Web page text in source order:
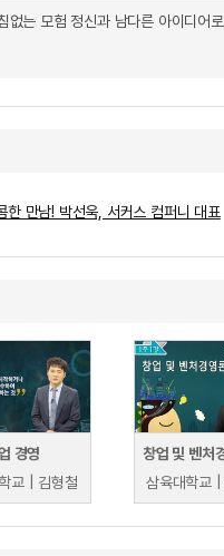
없는 모험 정신과 남다른 아이디어
한 만남! 박선욱, 서커스 컴퍼니 대표
경영
교 | 김형철
창업 및 벤처
삼육대학교 |